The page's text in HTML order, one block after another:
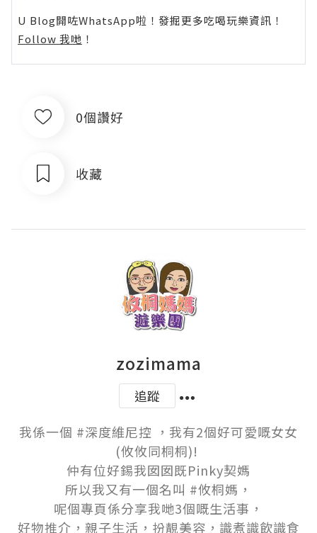
U Blog開咗WhatsApp啦！發掘更多吃喝玩樂資訊！
Follow 我哋 ！
0個讚好
收藏
zozimama
追蹤
我係一個 #深度維尼控 ，我有2個好可愛嘅女女
(攸攸同桐桐)!
仲有位好錫我囡囡既Pinky契媽
所以我又有一個名叫 #攸桐媽，
呢個專頁係分享我哋3個嘅生活事，
好物推介，親子生活，扮靚美容，識煮識飲識食